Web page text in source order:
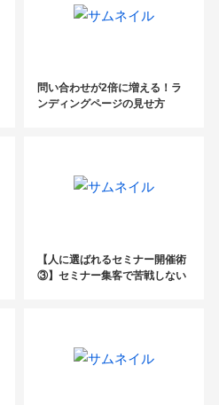
問い合わせが2倍に増える！ラ
ンディングページの見せ方
【人に選ばれるセミナー開催術
③】セミナー集客で苦戦しない